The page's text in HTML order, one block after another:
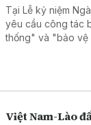
Tại Lễ kỷ niệm
yêu cầu công tác
thống" và "bảo vệ
Việt Nam-Lào